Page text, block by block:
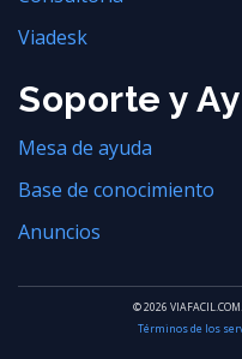
Viadesk
Soporte y
Mesa de ayuda
Base de conocimiento
Anuncios
© 2026
Términos de los